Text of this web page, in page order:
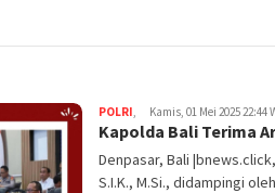
POLRI Kamis, 01 Mei 2025 22:44
Kapolda Bali Terima
Denpasar, Bali
S.I.K., M.Si., didampingi